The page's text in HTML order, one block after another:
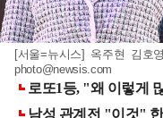
[서울=뉴시스] 옥주현 김호
photo@newsis.com